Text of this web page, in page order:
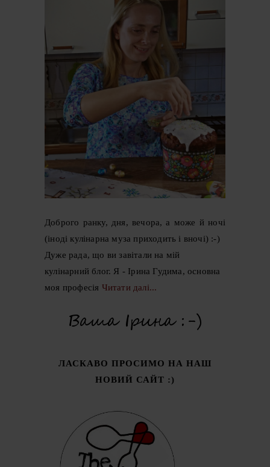
Доброго ранку, дня, вечора, а може й ночі
(іноді кулінарна муза приходить і вночі) :-)
Дуже рада, що ви завітали на мій
кулінарний блог. Я - Ірина Гудима, основна
моя професія Читати далі...
ЛАСКАВО ПРОСИМО НА НАШ
НОВИЙ САЙТ :)